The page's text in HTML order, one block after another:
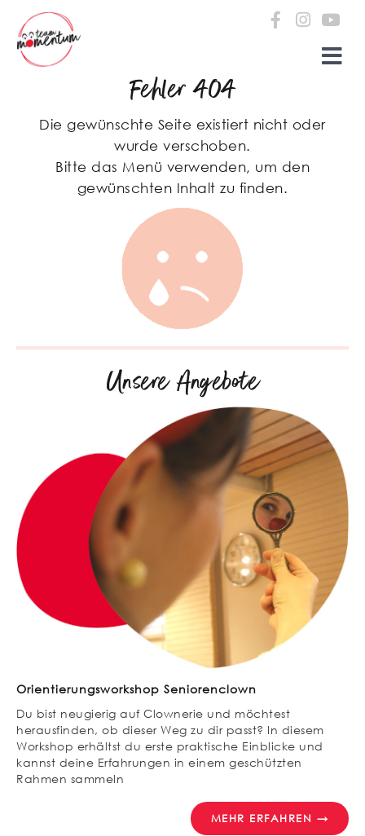
Zum Inhalt springen
Fehler 404
Die gewünschte Seite existiert nicht oder
wurde verschoben.
Bitte das Menü verwenden, um den
gewünschten Inhalt zu finden.
Unsere Angebote
Orientierungsworkshop Seniorenclown
Du bist neugierig auf Clownerie und möchtest
herausfinden, ob dieser Weg zu dir passt? In diesem
Workshop erhältst du erste praktische Einblicke und
kannst deine Erfahrungen in einem geschützten
Rahmen sammeln
MEHR ERFAHREN →